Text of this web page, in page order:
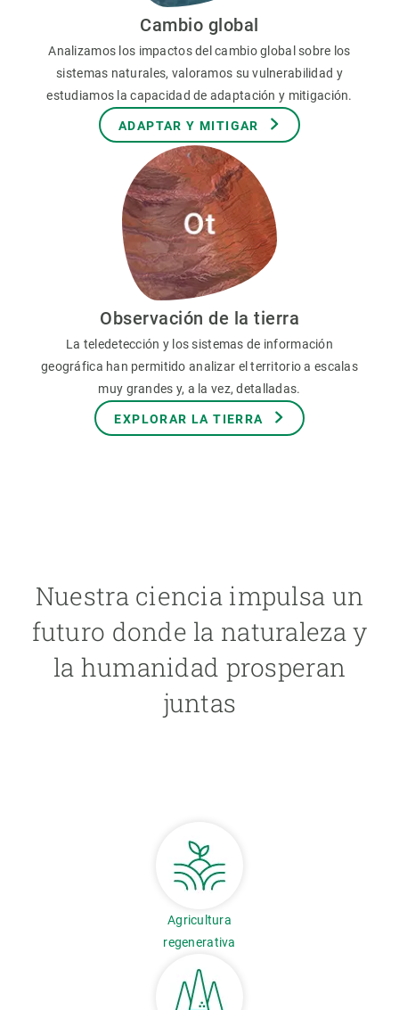
Cambio global
Analizamos los impactos del cambio global sobre los
sistemas naturales, valoramos su vulnerabilidad y
estudiamos la capacidad de adaptación y mitigación.
ADAPTAR Y MITIGAR
Observación de la tierra
La teledetección y los sistemas de información
geográfica han permitido analizar el territorio a escalas
muy grandes y, a la vez, detalladas.
EXPLORAR LA TIERRA
Nuestra ciencia impulsa un
futuro donde la naturaleza y
la humanidad prosperan
juntas
Agricultura
regenerativa